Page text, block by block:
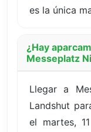
es la única
¿Hay
Messeplatz
Llegar a
Landshut
el martes,